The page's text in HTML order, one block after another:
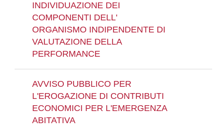
INDIVIDUAZIONE DEI
COMPONENTI DELL'
ORGANISMO INDIPENDENTE DI
VALUTAZIONE DELLA
PERFORMANCE
AVVISO PUBBLICO PER
L'EROGAZIONE DI CONTRIBUTI
ECONOMICI PER L'EMERGENZA
ABITATIVA